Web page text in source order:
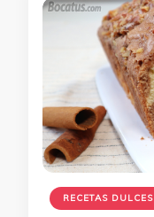
RECETAS DULCES